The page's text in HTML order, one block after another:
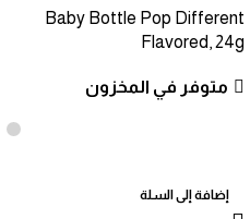
Baby Bottle Pop Different
Flavored, 24g
متوفر في المخزون
إضافة إلى السلة